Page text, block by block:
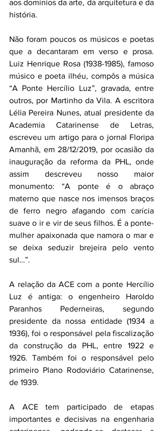
aos domínios da arte, da arquitetura e da
história.
Não foram poucos os músicos e poetas
que a decantaram em verso e prosa.
Luiz Henrique Rosa (1938-1985), famoso
músico e poeta ilhéu, compôs a música
“A Ponte Hercílio Luz”, gravada, entre
outros, por Martinho da Vila. A escritora
Lélia Pereira Nunes, atual presidente da
Academia Catarinense de Letras,
escreveu um artigo para o jornal Floripa
Amanhã, em 28/12/2019, por ocasião da
inauguração da reforma da PHL, onde
assim descreveu nosso maior
monumento: “A ponte é o abraço
materno que nasce nos imensos braços
de ferro negro afagando com carícia
suave o ir e vir de seus filhos. É a ponte-
mulher apaixonada que namora o mar e
se deixa seduzir brejeira pelo vento
sul…”.
A relação da ACE com a ponte Hercílio
Luz é antiga: o engenheiro Haroldo
Paranhos Pederneiras, segundo
presidente da nossa entidade (1934 a
1936), foi o responsável pela fiscalização
da construção da PHL, entre 1922 e
1926. Também foi o responsável pelo
primeiro Plano Rodoviário Catarinense,
de 1939.
A ACE tem participado de etapas
importantes e decisivas na engenharia